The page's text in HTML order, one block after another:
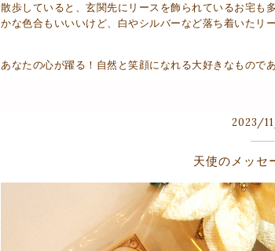
散歩していると、玄関先にリースを飾られているお宅も
かな色合もいいいけど、白やシルバーなど落ち着いたリ
あなたの心が躍る！自然と笑顔になれる大好きなもので
2023/11
天使のメッセ